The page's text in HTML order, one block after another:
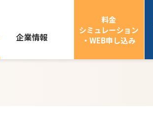
企業情報
料金
シミュレーション
・WEB申し込み